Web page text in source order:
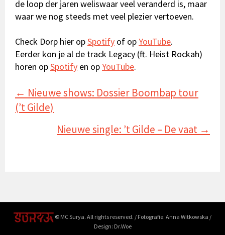
de loop der jaren weliswaar veel veranderd is, maar
waar we nog steeds met veel plezier vertoeven.
Check Dorp hier opSpotify of opYouTube.
Eerder kon je al de track Legacy (ft. Heist Rockah)
horen opSpotify en opYouTube.
Posts
navigation
← Nieuwe shows: Dossier Boombap tour
(’t Gilde)
Nieuwe single: ’t Gilde – De vaat →
© MC Surya. All rights reserved. / Fotografie: Anna Witkowska /
Design: Dr.Woe